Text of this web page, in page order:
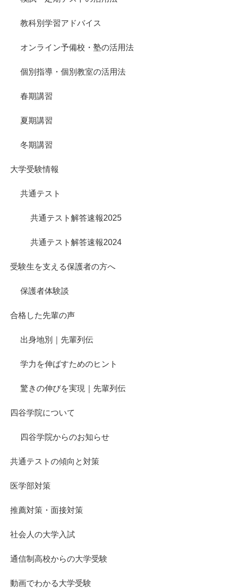
教科別学習アドバイス
オンライン予備校・塾の活用法
個別指導・個別教室の活用法
春期講習
夏期講習
冬期講習
大学受験情報
共通テスト
共通テスト解答速報2025
共通テスト解答速報2024
受験生を支える保護者の方へ
保護者体験談
合格した先輩の声
出身地別｜先輩列伝
学力を伸ばすためのヒント
驚きの伸びを実現｜先輩列伝
四谷学院について
四谷学院からのお知らせ
共通テストの傾向と対策
医学部対策
推薦対策・面接対策
社会人の大学入試
通信制高校からの大学受験
動画でわかる大学受験